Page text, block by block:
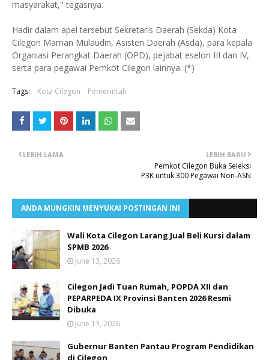
masyarakat," tegasnya.
Hadir dalam apel tersebut Sekretaris Daerah (Sekda) Kota
Cilegon Maman Mulaudin, Asisten Daerah (Asda), para kepala
Organiasi Perangkat Daerah (OPD), pejabat eselon III dan IV,
serta para pegawai Pemkot Cilegon lainnya. (*)
Tags: Kota Cilegon Pemerintah
LEBIH BARU
Pemkot Cilegon Buka Seleksi
P3K untuk 300 Pegawai Non-ASN
LEBIH LAMA
ANDA MUNGKIN MENYUKAI POSTINGAN INI
Wali Kota Cilegon Larang Jual Beli Kursi dalam
SPMB 2026
June 13, 2026
Cilegon Jadi Tuan Rumah, POPDA XII dan
PEPARPEDA IX Provinsi Banten 2026 Resmi
Dibuka
June 13, 2026
Gubernur Banten Pantau Program Pendidikan
di Cilegon